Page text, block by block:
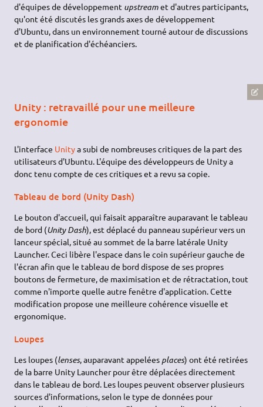
d'équipes de développement upstreamet d'autres participants,
qu'ont été discutés les grands axes de développement
d'Ubuntu, dans un environnement tourné autour de discussions
et de planification d'échéanciers.
Unity : retravaillé pour une meilleure
ergonomie
L'interface Unitya subi de nombreuses critiques de la part des
utilisateurs d'Ubuntu. L'équipe des développeurs de Unity a
donc tenu compte de ces critiques et a revu sa copie.
Tableau de bord (Unity Dash)
Le bouton d'accueil, qui faisait apparaître auparavant le tableau
de bord (Unity Dash), est déplacé du panneau supérieur vers un
lanceur spécial, situé au sommet de la barre latérale Unity
Launcher. Ceci libère l'espace dans le coin supérieur gauche de
l'écran afin que le tableau de bord dispose de ses propres
boutons de fermeture, de maximisation et de rétractation, tout
comme n'importe quelle autre fenêtre d'application. Cette
modification propose une meilleure cohérence visuelle et
ergonomique.
Loupes
Les loupes (lenses, auparavant appelées places) ont été retirées
de la barre Unity Launcher pour être déplacées directement
dans le tableau de bord. Les loupes peuvent observer plusieurs
sources d'informations, selon le type de données pour